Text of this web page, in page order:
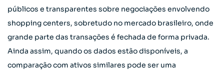
públicos e transparentes sobre negociações envolvendo
shopping centers, sobretudo no mercado brasileiro, onde
grande parte das transações é fechada de forma privada.
Ainda assim, quando os dados estão disponíveis, a
comparação com ativos similares pode ser uma